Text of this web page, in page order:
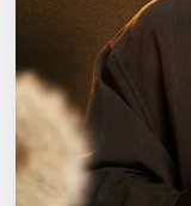
Площадки
Артисты